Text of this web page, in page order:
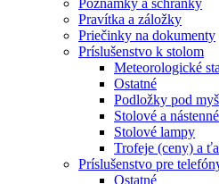
Poznámky a schránky
Pravítka a záložky
Priečinky na dokumenty
Príslušenstvo k stolom
Meteorologické
Ostatné
Podložky pod
Stolové a
Stolové lampy
Trofeje (ceny) a
Príslušenstvo pre
Ostatné